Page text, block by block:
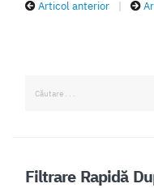
Articol anterior |
Filtrare Rapidă